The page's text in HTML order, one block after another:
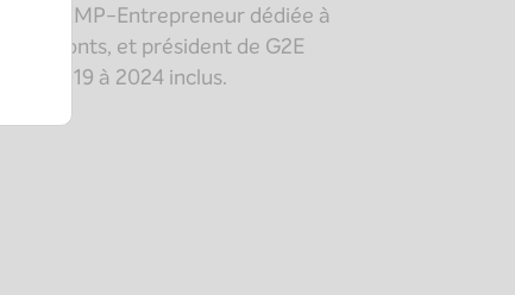
XMP-Entrepreneur dédiée à
les Ponts, et président de G2E
de 2019 à 2024 inclus.